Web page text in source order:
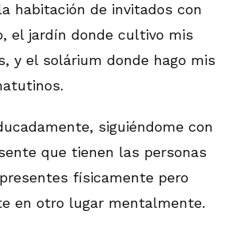
habitación de invitados con
el jardín donde cultivo mis
y el solárium donde hago mis
siguiéndome con
que tienen las personas
físicamente pero
en otro lugar mentalmente.